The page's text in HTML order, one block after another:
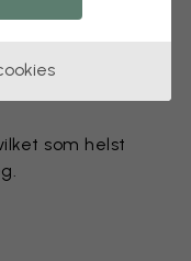
som helst